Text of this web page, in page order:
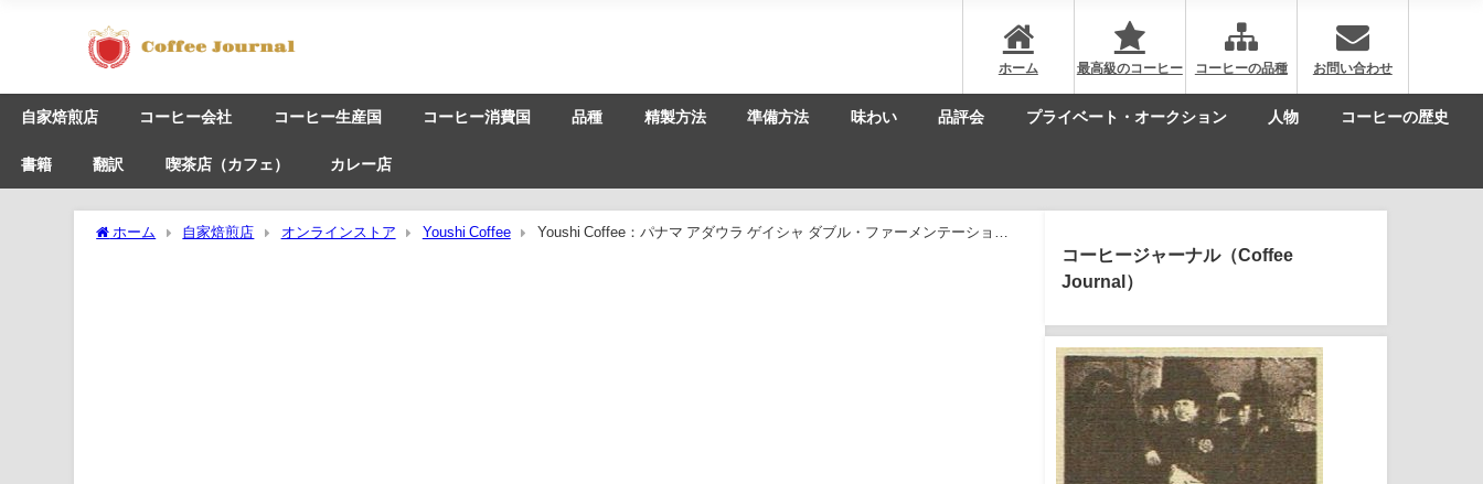
ホーム 最高級のコーヒー コーヒーの品種 お問い合わせ
自家焙煎店 コーヒー会社 コーヒー生産国 コーヒー消費国 品種 精製方法 準備方法 味わい 品評会 プライベート・オークション 人物 コーヒーの歴史
書籍 翻訳 喫茶店（カフェ） カレー店
ホーム 自家焙煎店 オンラインストア Youshi Coffee
Youshi Coffee：パナマ アダウラ ゲイシャ ダブル・ファーメンテーション
コーヒージャーナル（Coffee
Journal）